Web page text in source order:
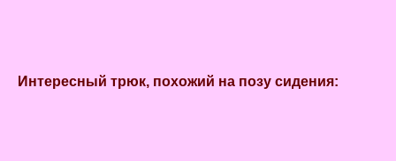
Интересный трюк, похожий на позу сидения: